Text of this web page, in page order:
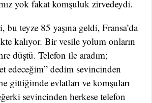
yok fakat komşuluk zirvedeydi.
bu teyze 85 yaşına geldi, Fransa’da
kalıyor. Bir vesile yolum onların
düştü. Telefon ile aradım;
edeceğim” dedim sevincinden
gittiğimde evlatları ve komşuları
sevincinden herkese telefon